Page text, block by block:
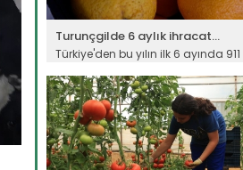
Turunçgilde 6 aylık ihracat...
Türkiye'den bu yılın ilk 6 ayında 911
Devamını Oku ->